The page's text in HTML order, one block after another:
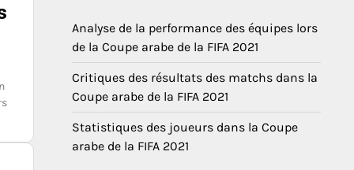
Analyse de la performance des équipes lors
de la Coupe arabe de la FIFA 2021
Critiques des résultats des matchs dans la
Coupe arabe de la FIFA 2021
Statistiques des joueurs dans la Coupe
arabe de la FIFA 2021